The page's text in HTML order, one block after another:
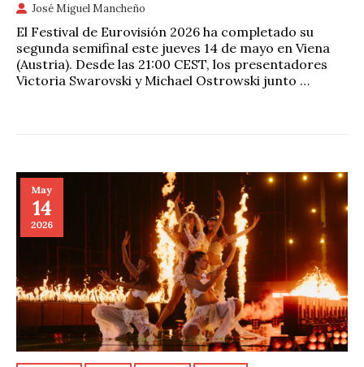
José Miguel Mancheño
El Festival de Eurovisión 2026 ha completado su
segunda semifinal este jueves 14 de mayo en Viena
(Austria). Desde las 21:00 CEST, los presentadores
Victoria Swarovski y Michael Ostrowski junto …
May
14
2026